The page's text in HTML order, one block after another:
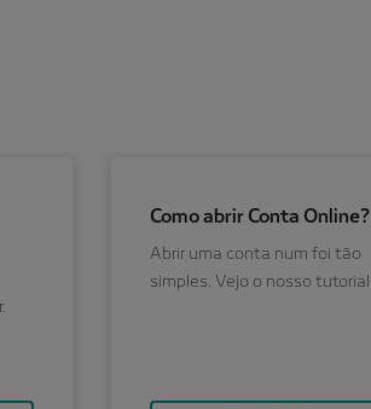
Como abrir Conta Online?
Abrir uma conta num foi tão
simples. Vejo o nosso tutorial.